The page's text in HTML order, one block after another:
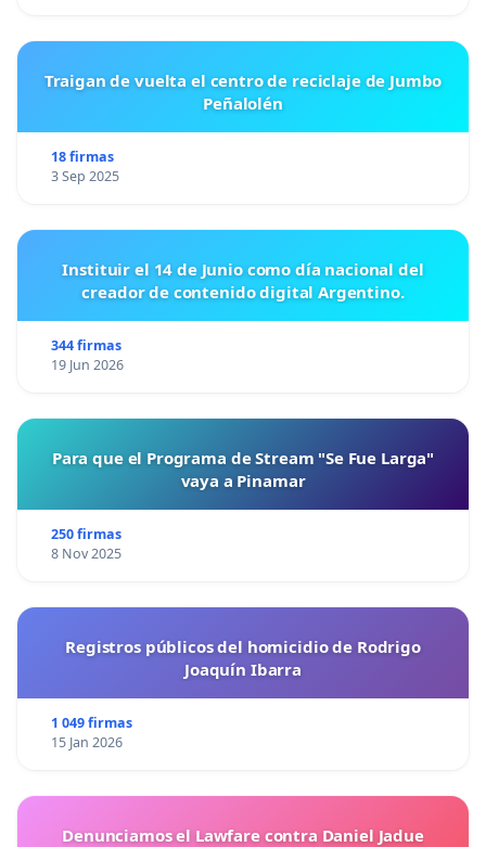
Traigan de vuelta el centro de reciclaje de Jumbo
Peñalolén
18 firmas
3 Sep 2025
Instituir el 14 de Junio como día nacional del
creador de contenido digital Argentino.
344 firmas
19 Jun 2026
Para que el Programa de Stream "Se Fue Larga"
vaya a Pinamar
250 firmas
8 Nov 2025
Registros públicos del homicidio de Rodrigo
Joaquín Ibarra
1 049 firmas
15 Jan 2026
Denunciamos el Lawfare contra Daniel Jadue